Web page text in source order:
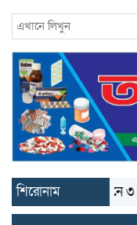
শিরোনাম
বান্দরবানে ৩ কোটি